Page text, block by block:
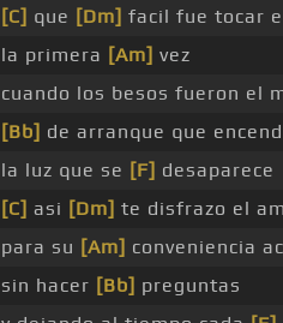
[C] que [Dm] facil fue tocar
la primera [Am] vez
cuando los besos fueron el
[Bb] de arranque que
la luz que se [F] desaparece
[C] asi [Dm] te disfrazo el
para su [Am] conveniencia
sin hacer [Bb] preguntas